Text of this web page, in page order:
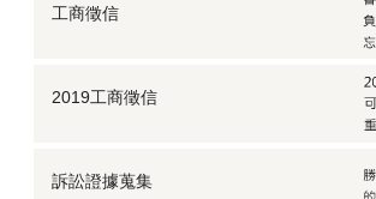
工商徵信
2019工商徵信
訴訟證據蒐集